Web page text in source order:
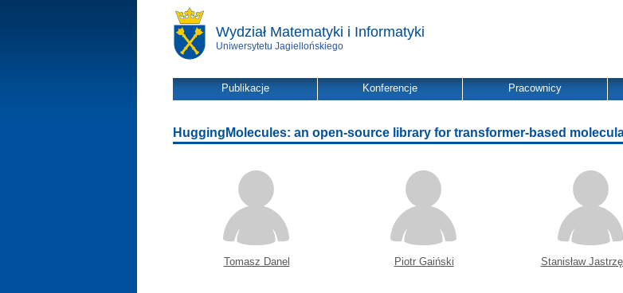
Wydział Matematyki i Informatyki
Uniwersytetu Jagiellońskiego
Publikacje Konferencje Pracownicy
HuggingMolecules: an open-source library for transformer-based
Tomasz Danel Piotr Gaiński Stanisław